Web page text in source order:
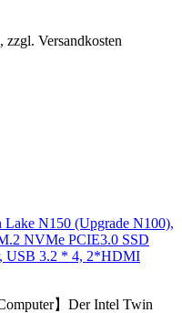
Versandkosten
N150 (Upgrade N100),
NVMe PCIE3.0 SSD
USB 3.2 * 4, 2*HDMI
】Der Intel Twin